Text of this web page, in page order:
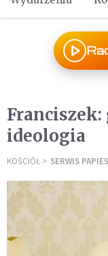
ideologia
KOŚCIÓŁ SERWIS